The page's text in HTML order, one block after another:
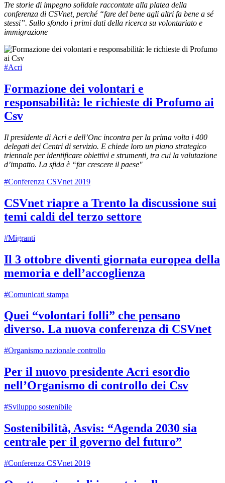
Tre storie di impegno solidale raccontate alla platea della
conferenza di CSVnet, perché “fare del bene agli altri fa bene a sé
stessi”. Sullo sfondo i primi dati della ricerca su volontariato e
immigrazione
#Acri
Formazione dei volontari e
responsabilità: le richieste di Profumo ai
Csv
Il presidente di Acri e dell’Onc incontra per la prima volta i 400
delegati dei Centri di servizio. E chiede loro un piano strategico
triennale per identificare obiettivi e strumenti, tra cui la valutazione
d’impatto. La sfida è “far crescere il paese"
#Conferenza CSVnet 2019
CSVnet riapre a Trento la discussione sui
temi caldi del terzo settore
#Migranti
Il 3 ottobre diventi giornata europea della
memoria e dell’accoglienza
#Comunicati stampa
Quei “volontari folli” che pensano
diverso. La nuova conferenza di CSVnet
#Organismo nazionale controllo
Per il nuovo presidente Acri esordio
nell’Organismo di controllo dei Csv
#Sviluppo sostenibile
Sostenibilità, Asvis: “Agenda 2030 sia
centrale per il governo del futuro”
#Conferenza CSVnet 2019